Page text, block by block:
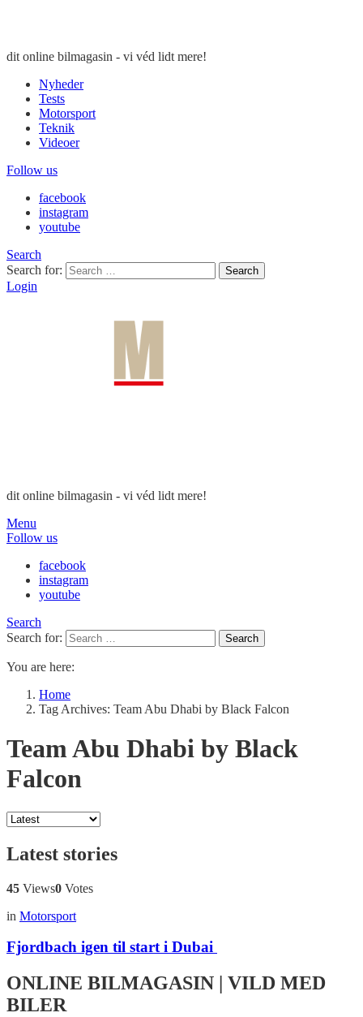
dit online bilmagasin - vi véd lidt mere!
Nyheder
Tests
Motorsport
Teknik
Videoer
Follow us
facebook
instagram
youtube
Search
Search for:
Search
Login
dit online bilmagasin - vi véd lidt mere!
Menu
Follow us
facebook
instagram
youtube
Search
Search for:
Search
You are here:
Home
Tag Archives: Team Abu Dhabi by Black Falcon
Team Abu Dhabi by Black
Falcon
Latest stories
45 Views0 Votes
in Motorsport
Fjordbach igen til start i Dubai
ONLINE BILMAGASIN | VILD MED
BILER